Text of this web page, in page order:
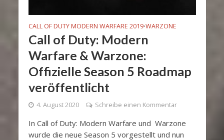
CALL OF DUTY MODERN WARFARE 2019•WARZONE
Call of Duty: Modern
Warfare & Warzone:
Offizielle Season 5 Roadmap
veröffentlicht
4. August 2020 Schreibe einen Kommentar
In Call of Duty: Modern Warfare und Warzone
wurde die neue Season 5 vorgestellt und nun